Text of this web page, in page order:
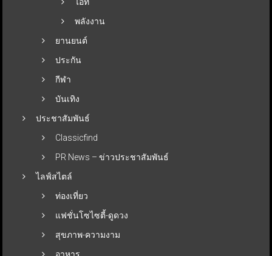
พลังงาน
ยานยนต์
ประกัน
กีฬา
บันเทิง
ประชาสัมพันธ์
Classicfind
PR News – ข่าวประชาสัมพันธ์
ไลฟ์สไตล์
ท่องเที่ยว
แฟชั่นโซไซตี้-ดูดวง
สุขภาพ-ความงาม
อาหาร